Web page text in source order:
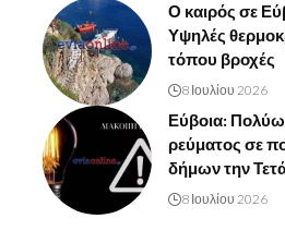
Ο καιρός σε
Υψηλές
τόπου βροχές
8 Ιουλίου 2026
Εύβοια:
ρεύματος σε
δήμων την
8 Ιουλίου 2026